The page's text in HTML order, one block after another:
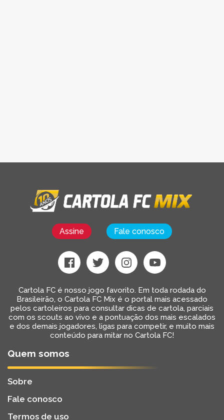
Assine Fale conosco
Cartola FC é nosso jogo favorito. Em toda rodada do
Brasileirão, o Cartola FC Mix é o portal mais acessado
pelos cartoleiros para consultar dicas de cartola, parciais
com os scouts ao vivo e a pontuação dos mais escalados
e dos demais jogadores, ligas para competir, e muito mais
conteúdo para mitar no Cartola FC!
Quem somos
Sobre
Fale conosco
Termos de uso